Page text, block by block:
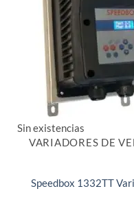
Sin existencias
VARIADORES DE
Speedbox 1332TT